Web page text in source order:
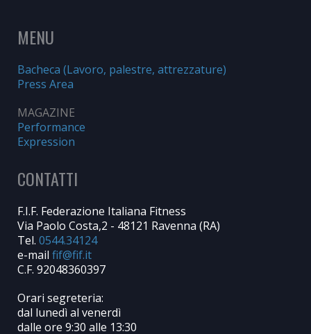
MENU
Bacheca (Lavoro, palestre, attrezzature)
Press Area
MAGAZINE
Performance
Expression
CONTATTI
F.I.F. Federazione Italiana Fitness
Via Paolo Costa,2 - 48121 Ravenna (RA)
Tel. 0544.34124
e-mail
C.F. 92048360397
Orari segreteria:
dal lunedì al venerdì
dalle ore 9:30 alle 13:30